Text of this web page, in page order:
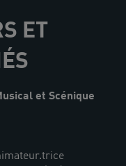
ET
et Scénique